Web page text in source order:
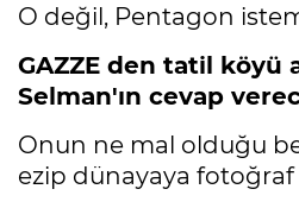
O değil, Pentagon
GAZZE den tatil köyü
Selman'ın cevap
Onun ne mal olduğu
ezip dünayaya fotoğraf